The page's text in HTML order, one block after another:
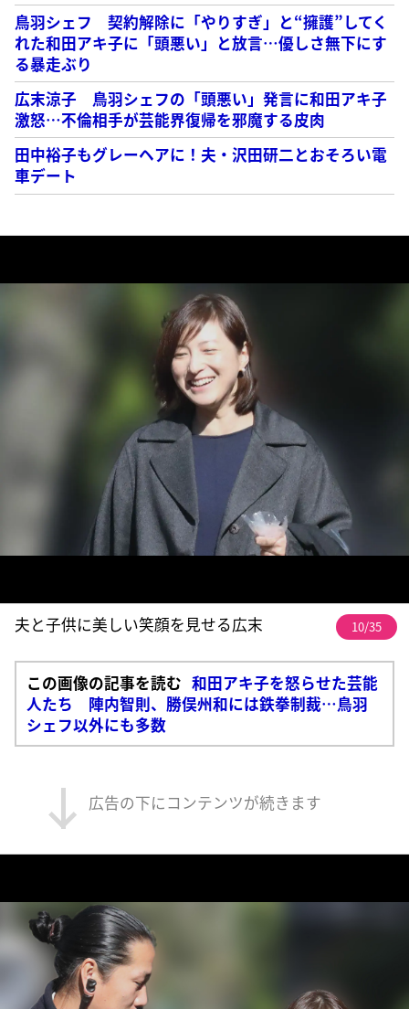
鳥羽シェフ 契約解除に「やりすぎ」と“擁護”してく
れた和田アキ子に「頭悪い」と放言…優しさ無下にす
る暴走ぶり
広末涼子 鳥羽シェフの「頭悪い」発言に和田アキ子
激怒…不倫相手が芸能界復帰を邪魔する皮肉
田中裕子もグレーヘアに！夫・沢田研二とおそろい電
車デート
夫と子供に美しい笑顔を見せる広末 10/35
この画像の記事を読む 和田アキ子を怒らせた芸能
人たち 陣内智則、勝俣州和には鉄拳制裁…鳥羽
シェフ以外にも多数
広告の下にコンテンツが続きます